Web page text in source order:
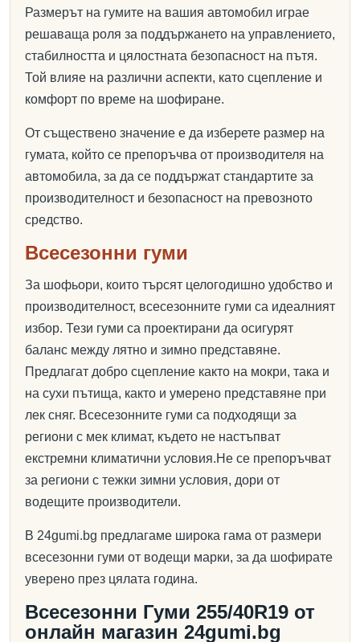
Размерът на гумите на вашия автомобил играе
решаваща роля за поддържането на управлението,
стабилността и цялостната безопасност на пътя.
Той влияе на различни аспекти, като сцепление и
комфорт по време на шофиране.
От съществено значение е да изберете размер на
гумата, който се препоръчва от производителя на
автомобила, за да се поддържат стандартите за
производителност и безопасност на превозното
средство.
Всесезонни гуми
За шофьори, които търсят целогодишно удобство и
производителност, всесезонните гуми са идеалният
избор. Тези гуми са проектирани да осигурят
баланс между лятно и зимно представяне.
Предлагат добро сцепление както на мокри, така и
на сухи пътища, както и умерено представяне при
лек сняг. Всесезонните гуми са подходящи за
региони с мек климат, където не настъпват
екстремни климатични условия.Не се препоръчват
за региони с тежки зимни условия, дори от
водещите производители.
В 24gumi.bg предлагаме широка гама от размери
всесезонни гуми от водещи марки, за да шофирате
уверено през цялата година.
Всесезонни Гуми 255/40R19 от
онлайн магазин 24gumi.bg